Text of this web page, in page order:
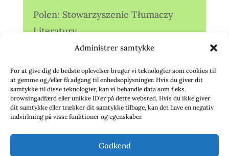
Administrer samtykke
For at give dig de bedste oplevelser bruger vi teknologier som cookies til
at gemme og/eller få adgang til enhedsoplysninger. Hvis du giver dit
samtykke til disse teknologier, kan vi behandle data som f.eks.
browsingadfærd eller unikke ID'er på dette websted. Hvis du ikke giver
dit samtykke eller trækker dit samtykke tilbage, kan det have en negativ
indvirkning på visse funktioner og egenskaber.
Godkend
Polen: Stowarzyszenie Tłumaczy
Literatury
Storbritannien: Translators
Association (TA)
Sverige: Översättarsektionen (Ö.)
Sverige: Översättarcentrum (ÖC)
deutschsprachiger Übersetzer (VdÜ)